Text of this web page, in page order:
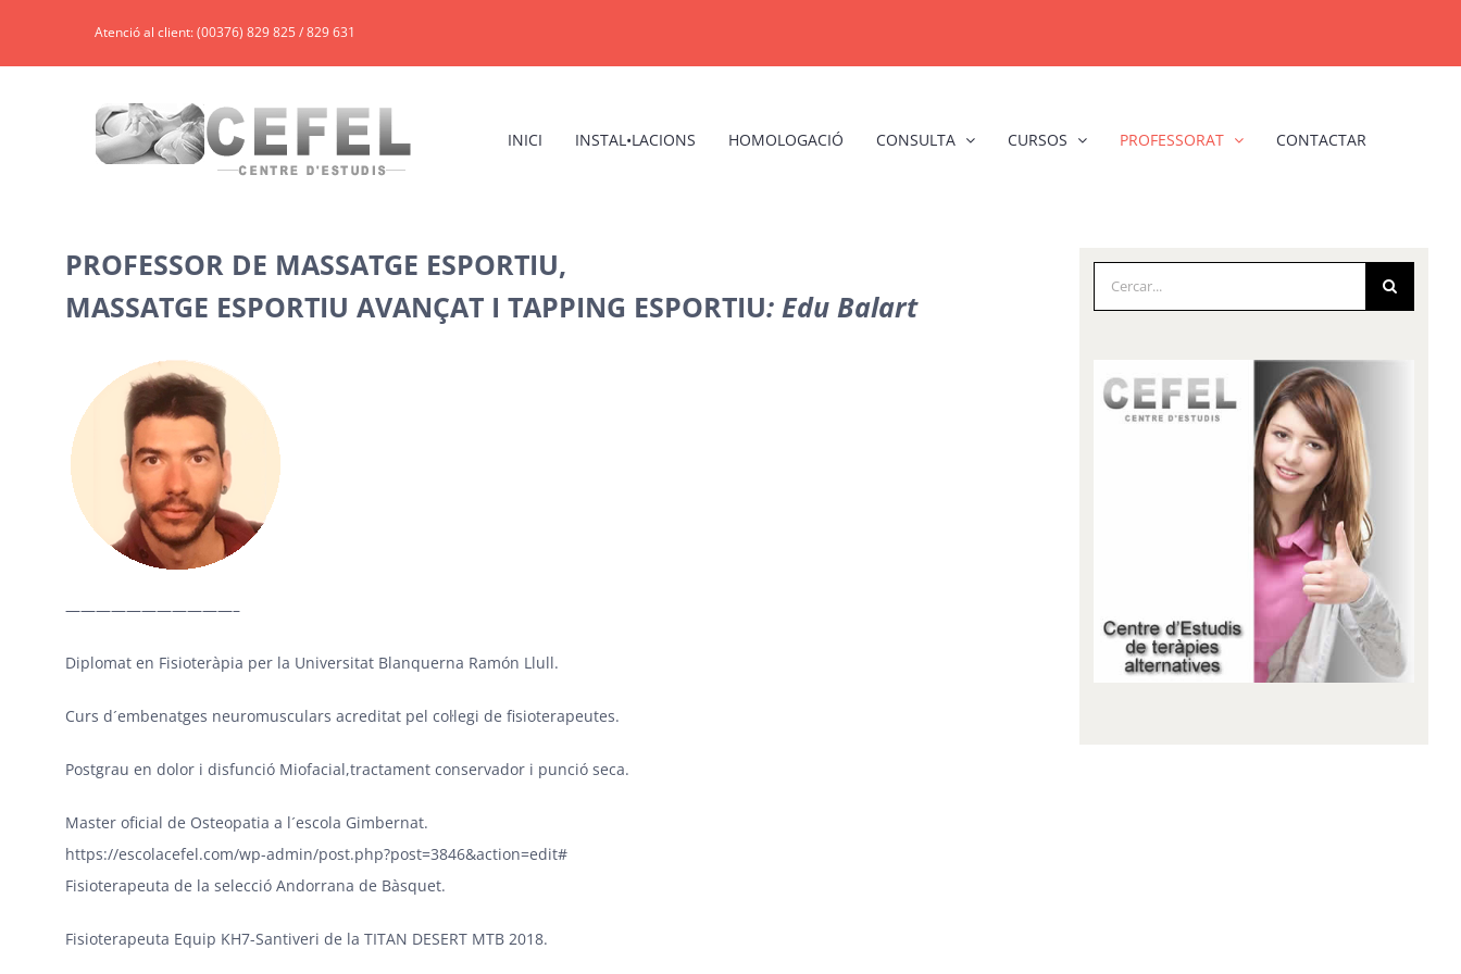
Atenció al client: (00376) 829 825 / 829 631
INICI INSTAL•LACIONS HOMOLOGACIÓ CONSULTA CURSOS PROFESSORAT CONTACTAR
PROFESSOR DE MASSATGE ESPORTIU,
MASSATGE ESPORTIU AVANÇAT I TAPPING ESPORTIU: Edu Balart
———————————–
Diplomat en Fisioteràpia per la Universitat Blanquerna Ramón Llull.
Curs d´embenatges neuromusculars acreditat pel col·legi de fisioterapeutes.
Postgrau en dolor i disfunció Miofacial,tractament conservador i punció seca.
Master oficial de Osteopatia a l´escola Gimbernat.
https://escolacefel.com/wp-admin/post.php?post=3846&action=edit#
Fisioterapeuta de la selecció Andorrana de Bàsquet.
Fisioterapeuta Equip KH7-Santiveri de la TITAN DESERT MTB 2018.
Cerca
…